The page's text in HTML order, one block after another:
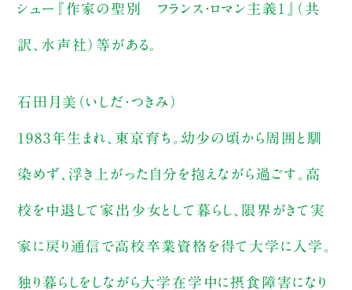
シュー『作家の聖別 フランス・ロマン主義１』（共
訳、水声社）等がある。
石田月美（いしだ・つきみ）
1983年生まれ、東京育ち。幼少の頃から周囲と馴
染めず、浮き上がった自分を抱えながら過ごす。高
校を中退して家出少女として暮らし、限界がきて実
家に戻り通信で高校卒業資格を得て大学に入学。
独り暮らしをしながら大学在学中に摂食障害になり